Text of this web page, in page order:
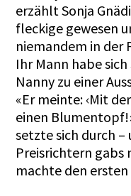
erzählt Sonja
fleckige gewesen
niemandem in der
Ihr Mann habe
Nanny zu einer
«Er meinte: ‹Mit
einen
setzte sich durch –
Preisrichtern gabs
machte den